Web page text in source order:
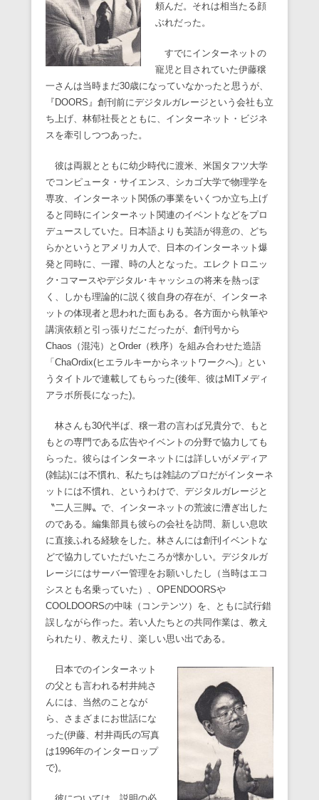
頼んだ。それは相当たる顔
ぶれだった。
すでにインターネットの
寵児と目されていた伊藤穣
一さんは当時まだ30歳になっていなかったと思うが、
『DOORS』創刊前にデジタルガレージという会社も立
ち上げ、林郁社長とともに、インターネット・ビジネ
スを牽引しつつあった。
彼は両親とともに幼少時代に渡米、米国タフツ大学
でコンピュータ・サイエンス、シカゴ大学で物理学を
専攻、インターネット関係の事業をいくつか立ち上げ
ると同時にインターネット関連のイベントなどをプロ
デュースしていた。日本語よりも英語が得意の、どち
らかというとアメリカ人で、日本のインターネット爆
発と同時に、一躍、時の人となった。エレクトロニッ
ク･コマースやデジタル･キャッシュの将来を熱っぽ
く、しかも理論的に説く彼自身の存在が、インターネ
ットの体現者と思われた面もある。各方面から執筆や
講演依頼と引っ張りだこだったが、創刊号から
Chaos（混沌）とOrder（秩序）を組み合わせた造語
「ChaOrdix(ヒエラルキーからネットワークへ)」とい
うタイトルで連載してもらった(後年、彼はMITメディ
アラボ所長になった)。
林さんも30代半ば、穣一君の言わば兄貴分で、もと
もとの専門である広告やイベントの分野で協力しても
らった。彼らはインターネットには詳しいがメディア
(雑誌)には不慣れ、私たちは雑誌のプロだがインターネ
ットには不慣れ、というわけで、デジタルガレージと
〝二人三脚〟で、インターネットの荒波に漕ぎ出した
のである。編集部員も彼らの会社を訪問、新しい息吹
に直接ふれる経験をした。林さんには創刊イベントな
どで協力していただいたころが懐かしい。デジタルガ
レージにはサーバー管理をお願いしたし（当時はエコ
シスとも名乗っていた）、OPENDOORSや
COOLDOORSの中味（コンテンツ）を、ともに試行錯
誤しながら作った。若い人たちとの共同作業は、教え
られたり、教えたり、楽しい思い出である。
日本でのインターネット
の父とも言われる村井純さ
んには、当然のことなが
ら、さまざまにお世話にな
った(伊藤、村井両氏の写真
は1996年のインターロップ
で)。